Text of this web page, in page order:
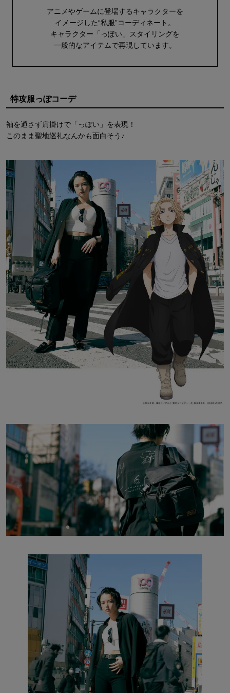
アニメやゲームに登場するキャラクターを
イメージした“私服”コーディネート。
キャラクター「っぽい」スタイリングを
一般的なアイテムで再現しています。
特攻服っぽコーデ
袖を通さず肩掛けで「っぽい」を表現！
このまま聖地巡礼なんかも面白そう♪